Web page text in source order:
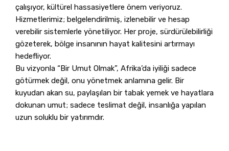
çalışıyor, kültürel hassasiyetlere önem veriyoruz.
Hizmetlerimiz; belgelendirilmiş, izlenebilir ve hesap
verebilir sistemlerle yönetiliyor. Her proje, sürdürülebilirliği
gözeterek, bölge insanının hayat kalitesini artırmayı
hedefliyor.
Bu vizyonla “Bir Umut Olmak”, Afrika’da iyiliği sadece
götürmek değil, onu yönetmek anlamına gelir. Bir
kuyudan akan su, paylaşılan bir tabak yemek ve hayatlara
dokunan umut; sadece teslimat değil, insanlığa yapılan
uzun soluklu bir yatırımdır.